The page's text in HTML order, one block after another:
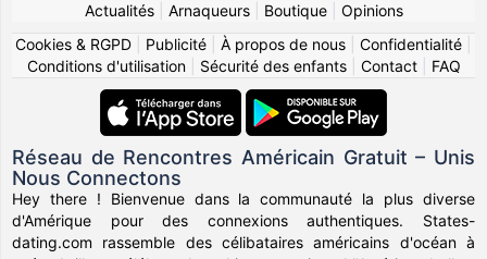
Actualités| Arnaqueurs| Boutique| Opinions
Cookies & RGPD
Publicité À propos de nous Confidentialité
Conditions d'utilisation| Sécurité des enfants| Contact| FAQ
Réseau de Rencontres Américain Gratuit – Unis
Nous Connectons
Hey there ! Bienvenue dans la communauté la plus diverse
d'Amérique pour des connexions authentiques. States-
dating.com rassemble des célibataires américains d'océan à